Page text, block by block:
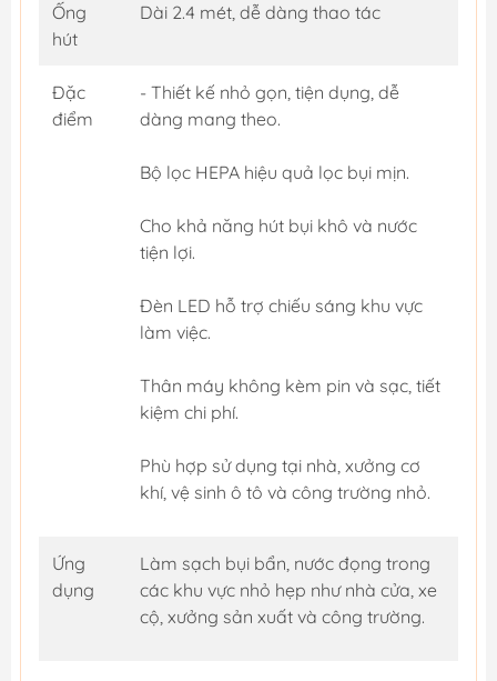
Ống
hút
Dài 2.4 mét, dễ dàng thao tác
Đặc
điểm
- Thiết kế nhỏ gọn, tiện dụng, dễ
dàng mang theo.
Bộ lọc HEPA hiệu quả lọc bụi mịn.
Cho khả năng hút bụi khô và nước
tiện lợi.
Đèn LED hỗ trợ chiếu sáng khu vực
làm việc.
Thân máy không kèm pin và sạc, tiết
kiệm chi phí.
Phù hợp sử dụng tại nhà, xưởng cơ
khí, vệ sinh ô tô và công trường nhỏ.
Ứng
dụng
Làm sạch bụi bẩn, nước đọng trong
các khu vực nhỏ hẹp như nhà cửa, xe
cộ, xưởng sản xuất và công trường.